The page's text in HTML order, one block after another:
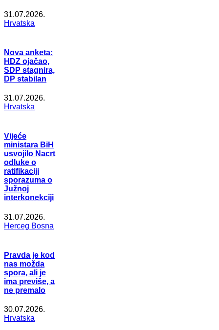
31.07.2026.
Hrvatska
Nova anketa:
HDZ ojačao,
SDP stagnira,
DP stabilan
31.07.2026.
Hrvatska
Vijeće
ministara BiH
usvojilo Nacrt
odluke o
ratifikaciji
sporazuma o
Južnoj
interkonekciji
31.07.2026.
Herceg Bosna
Pravda je kod
nas možda
spora, ali je
ima previše, a
ne premalo
30.07.2026.
Hrvatska